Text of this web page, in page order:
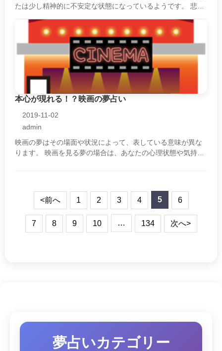
たは少し精神的に不安定な状態になっているようです。 悲し
に自分のことのように感じ、・・・
本心が現れる！？映画の夢占い
2019-11-02
admin
映画の夢はその場面や状況によって、表している意味が異な
ります。 映画を見る夢の場合は、あなたの心理状態や気持ち
<前へ 1 2 3 4 5 6
7 8 9 10 … 134 次へ>
夢占いカテゴリー